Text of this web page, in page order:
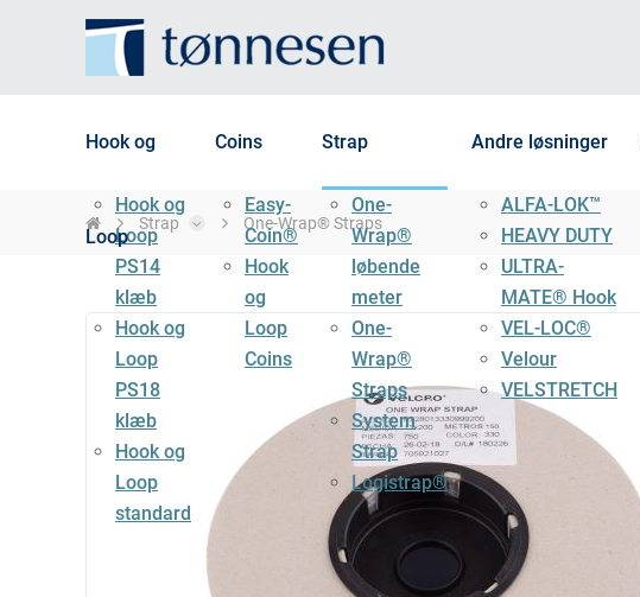
Hook og
Loop
Hook og
Loop
PS14
klæb
Hook og
Loop
PS18
klæb
Hook og
Loop
standard
Coins
Easy-
Coin®
Hook
og
Loop
Coins
Strap
One-
Wrap®
løbende
meter
One-
Wrap®
Straps
System
Strap
Logistrap®
Andre løsninger
ALFA-LOK™
HEAVY DUTY
ULTRA-
MATE® Hook
VEL-LOC®
Velour
VELSTRETCH
Strap One-Wrap® Straps